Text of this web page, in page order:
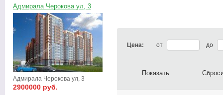
Адмирала Черокова ул, 3
Адмирала Черокова ул, 3
2900000 руб.
Цена: от до
Показать